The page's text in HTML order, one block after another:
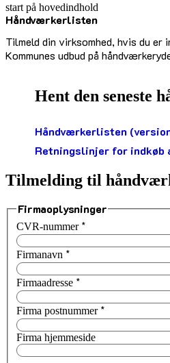
start på hovedindhold
Håndværkerlisten
Tilmeld din virksomhed, hvis du er
Kommunes udbud på
senest opdateret 17. marts 2026
Hent den seneste
Håndværkerlisten
Retningslinjer for indkøb
Tilmelding til
Firmaoplysninger
CVR-nummer *
Firmanavn *
Firmaadresse *
Firma postnummer *
Firma hjemmeside